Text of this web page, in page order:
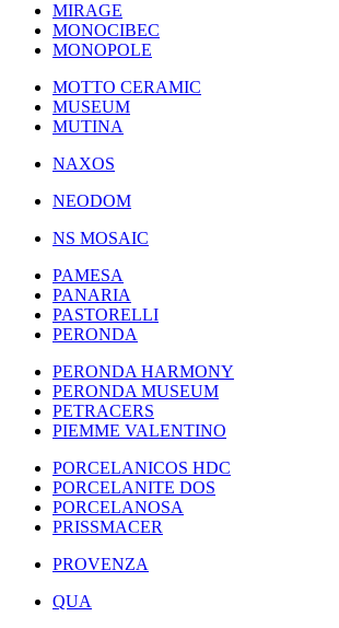
MIRAGE
MONOCIBEC
MONOPOLE
MOTTO CERAMIC
MUSEUM
MUTINA
NAXOS
NEODOM
NS MOSAIC
PAMESA
PANARIA
PASTORELLI
PERONDA
PERONDA HARMONY
PERONDA MUSEUM
PETRACERS
PIEMME VALENTINO
PORCELANICOS HDC
PORCELANITE DOS
PORCELANOSA
PRISSMACER
PROVENZA
QUA